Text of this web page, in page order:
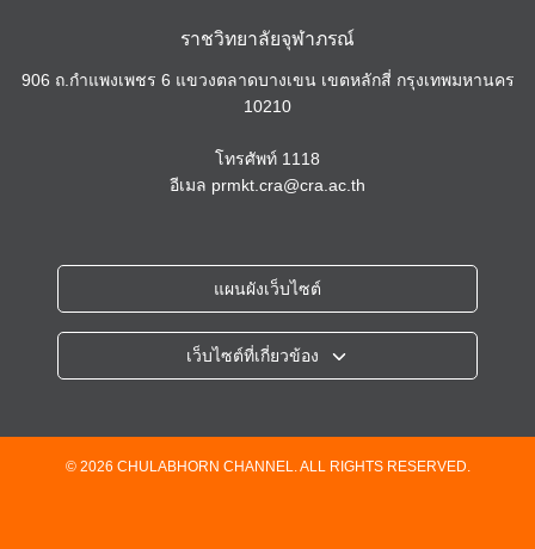
ราชวิทยาลัยจุฬาภรณ์
906 ถ.กำแพงเพชร 6 แขวงตลาดบางเขน เขตหลักสี่ กรุงเทพมหานคร
10210
โทรศัพท์ 1118
อีเมล prmkt.cra@cra.ac.th
แผนผังเว็บไซต์
เว็บไซต์ที่เกี่ยวข้อง
โรงพยาบาลจุฬาภรณ์
วิทยาลัยวิทยาศาสตร์การแพทย์เจ้าฟ้าจุฬาภรณ์
© 2026 CHULABHORN CHANNEL. ALL RIGHTS RESERVED.